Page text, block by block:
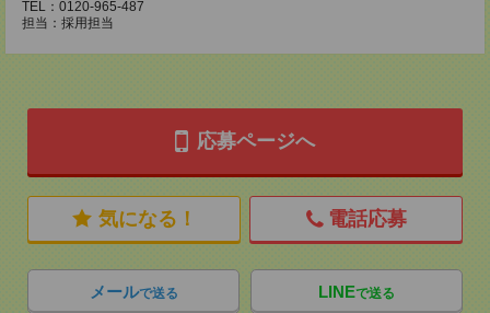
TEL：0120-965-487
担当：採用担当
応募ページへ
気になる！ 電話応募
メールで送る LINEで送る